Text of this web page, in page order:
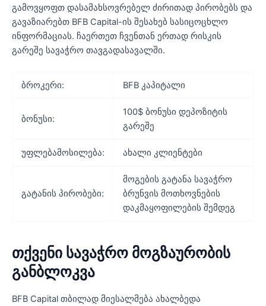
გამოვყოფთ დასამახსოვრებელ ძირითად პირობებს და
გავაზიარებთ BFB Capital-ის შესახებ სასიცოცხლო
ინფორმაციას. ჩაერთეთ ჩვენთან ერთად რისკის
გარეშე სავაჭრო თავგადასავალში.
ბროკერი: BFB კაპიტალი
ბონუსი:
100$ ბონუსი დეპოზიტის
გარეშე
უფლებამოსილება: ახალი კლიენტები
გატანის პირობები:
მოგების გატანა სავაჭრო
ბრუნვის მოთხოვნების
დაკმაყოფილების შემდეგ
თქვენი სავაჭრო მოგზაურობის
განბლოკვა
BFB Capital თბილად მიესალმება ახალბედა